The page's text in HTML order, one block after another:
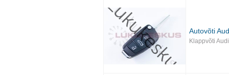
Autovõti
Klappvõti